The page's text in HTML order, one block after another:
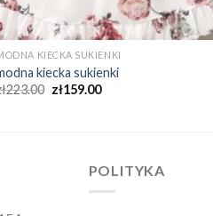
KIECKA SUKIENKI
kiecka sukienki
223.00 zł159.00
POLITYKA